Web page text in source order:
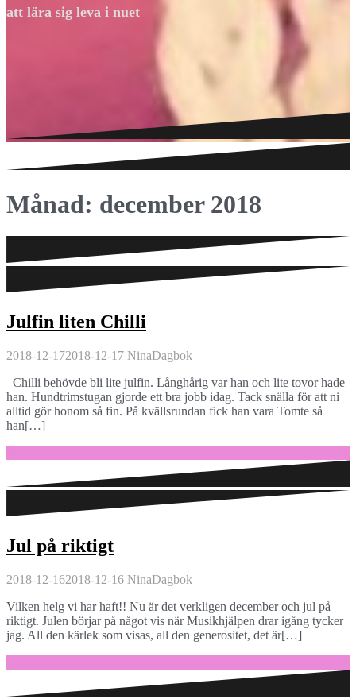
att lära sig leva i nuet
Månad: december 2018
Julfin liten Chilli
2018-12-172018-12-17 NinaDagbok
Chilli behövde bli lite julfin. Långhårig var han och lite tovor hade
han. Hundtrimstugan gjorde ett bra jobb idag. Tack snälla för att ni
alltid gör honom så fin. På kvällsrundan fick han vara Tomte så
han[…]
Jul på riktigt
2018-12-162018-12-16 NinaDagbok
Vilken helg vi har haft!! Nu är det verkligen december och jul på
riktigt. Julen börjar på något vis när Musikhjälpen drar igång tycker
jag. All den kärlek som visas, all den generositet, det är[…]